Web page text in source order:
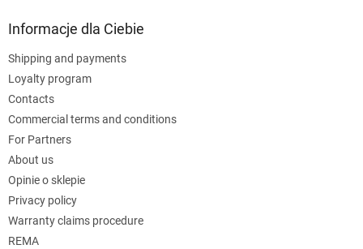
Informacje dla Ciebie
Shipping and payments
Loyalty program
Contacts
Commercial terms and conditions
For Partners
About us
Opinie o sklepie
Privacy policy
Warranty claims procedure
REMA